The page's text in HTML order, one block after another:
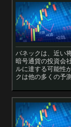
バネックは、近い
暗号通貨の投資会
ルに達する可能性
クは他の多くの予